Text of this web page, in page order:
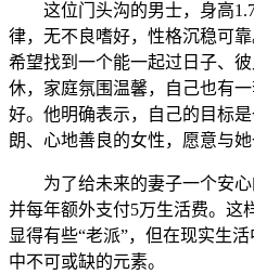
这位门头沟的男士，身高
律，无不良嗜好，性格沉稳可
希望找到一个能一起过日子、
休，家庭氛围温馨，自己也有
好。他明确表示，自己的目标
朗、心地善良的女性，愿意与
为了给未来的妻子一个安心
并每年额外支付5万生活费。这
显得有些“老派”，但在现实生
中不可或缺的元素。